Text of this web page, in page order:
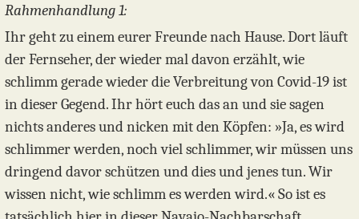
Rahmenhandlung 1:
Ihr geht zu einem eurer Freunde nach Hause. Dort läuft
der Fernseher, der wieder mal davon erzählt, wie
schlimm gerade wieder die Verbreitung von Covid-19 ist
in dieser Gegend. Ihr hört euch das an und sie sagen
nichts anderes und nicken mit den Köpfen: »Ja, es wird
schlimmer werden, noch viel schlimmer, wir müssen uns
dringend davor schützen und dies und jenes tun. Wir
wissen nicht, wie schlimm es werden wird.« So ist es